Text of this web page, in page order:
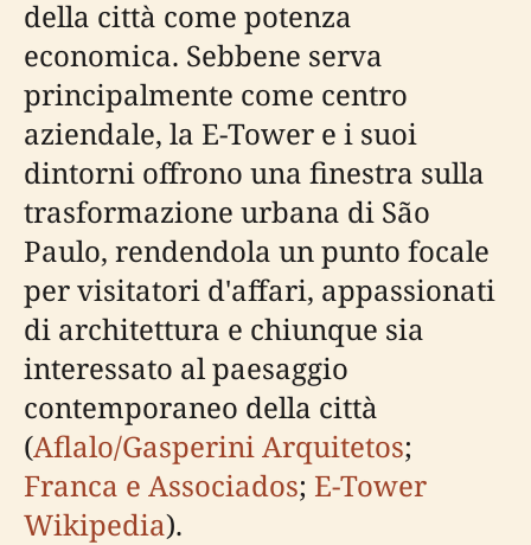
della città come potenza
economica. Sebbene serva
principalmente come centro
aziendale, la E-Tower e i suoi
dintorni offrono una finestra sulla
trasformazione urbana di São
Paulo, rendendola un punto focale
per visitatori d'affari, appassionati
di architettura e chiunque sia
interessato al paesaggio
contemporaneo della città
(Aflalo/Gasperini Arquitetos;
Franca e Associados; E-Tower
Wikipedia).